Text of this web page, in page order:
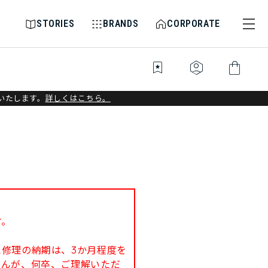
STORIES BRANDS CORPORATE
bookmark_star identity_platform shopping_bag
します。 詳しくはこちら。
理の納期は、3か月程度を
が、何卒、ご理解いただ